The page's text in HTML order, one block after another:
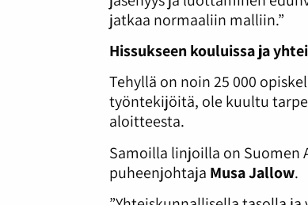
jatkaa normaaliin malliin.”
Hissukseen kouluissa ja
Tehyllä on noin 25 000
työntekijöitä, ole kuultu
aloitteesta.
Samoilla linjoilla on Suomen
puheenjohtaja Musa Jallow.